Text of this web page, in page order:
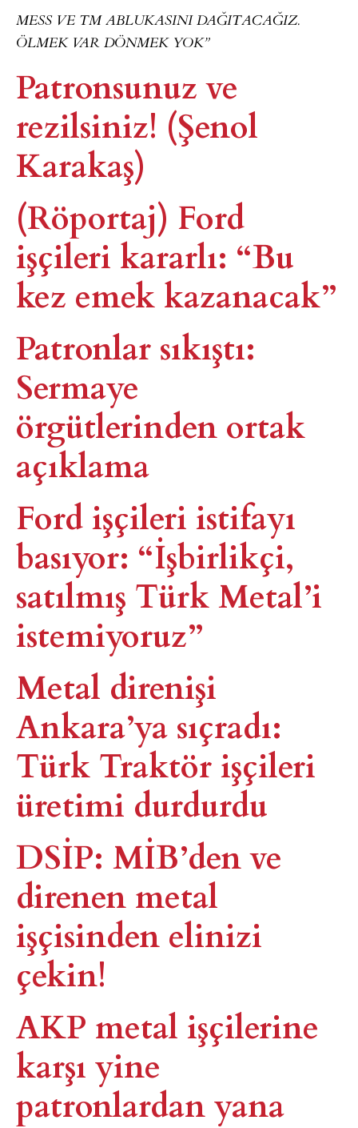
MESS VE TM ABLUKASINI DAĞITACAĞIZ.
ÖLMEK VAR DÖNMEK YOK”
Patronsunuz ve
rezilsiniz! (Şenol
Karakaş)
(Röportaj) Ford
işçileri kararlı: “Bu
kez emek kazanacak”
Patronlar sıkıştı:
Sermaye
örgütlerinden ortak
açıklama
Ford işçileri istifayı
basıyor: “İşbirlikçi,
satılmış Türk Metal’i
istemiyoruz”
Metal direnişi
Ankara’ya sıçradı:
Türk Traktör işçileri
üretimi durdurdu
DSİP: MİB’den ve
direnen metal
işçisinden elinizi
çekin!
AKP metal işçilerine
karşı yine
patronlardan yana​